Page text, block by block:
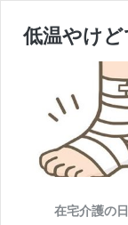
低温やけ
在宅介護の